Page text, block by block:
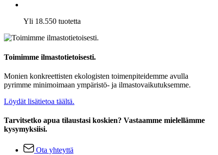
Yli 18.550 tuotetta
Toimimme ilmastotietoisesti.
Monien konkreettisten ekologisten toimenpiteidemme avulla
pyrimme minimoimaan ympäristö- ja ilmastovaikutuksemme.
Löydät lisätietoa täältä.
Tarvitsetko apua tilaustasi koskien? Vastaamme mielellämme
kysymyksiisi.
Ota yhteyttä